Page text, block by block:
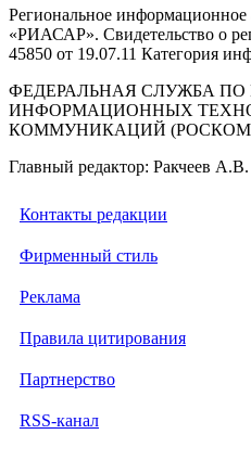
Региональное информационное
«РИАСАР». Свидетельство о
45850 от 19.07.11 Категория
ФЕДЕРАЛЬНАЯ СЛУЖБА ПО
ИНФОРМАЦИОННЫХ
КОММУНИКАЦИЙ
Главный редактор: Ракчеев А.В.
Контакты редакции
Фирменный стиль
Реклама
Правила цитирования
Партнерство
RSS-канал